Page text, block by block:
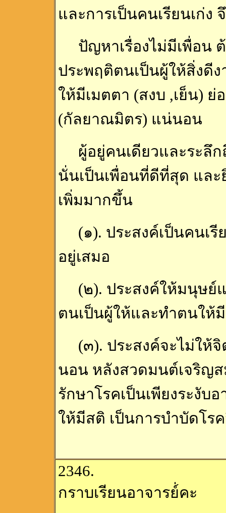
และการเป็นคนเรียนเก่ง
ปัญหาเรื่องไม่มีเพื่อน ต้
ประพฤติตนเป็นผู้ให้สิ่งดี
ให้มีเมตตา (สงบ ,เย็น)
(กัลยาณมิตร) แน่นอน
ผู้อยู่คนเดียวและระลึก
นั่นเป็นเพื่อนที่ดีที่สุด และ
เพิ่มมากขึ้น
(๑). ประสงค์เป็นคนเรี
อยู่เสมอ
(๒). ประสงค์ให้มนุษย์แ
ตนเป็นผู้ให้และทำตนให้
(๓). ประสงค์จะไม่ให้จิ
นอน หลังสวดมนต์เจริญ
รักษาโรคเป็นเพียงระงั
ให้มีสติ เป็นการบำบัดโร
2346.
กราบเรียนอาจารย์่คะ